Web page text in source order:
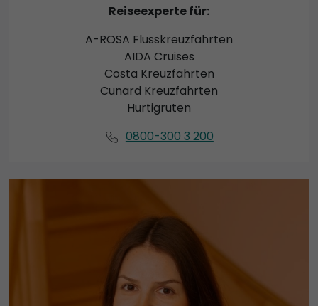
Reiseexperte für:
A-ROSA Flusskreuzfahrten
AIDA Cruises
Costa Kreuzfahrten
Cunard Kreuzfahrten
Hurtigruten
0800-300 3 200